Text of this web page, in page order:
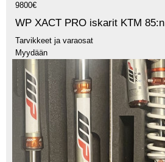
9800€
WP XACT PRO iskarit KTM 85:n
Tarvikkeet ja varaosat
Myydään